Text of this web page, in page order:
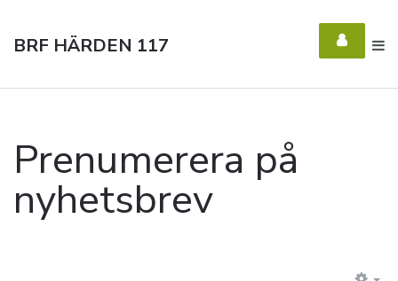
BRF HÄRDEN 117
Prenumerera på
nyhetsbrev